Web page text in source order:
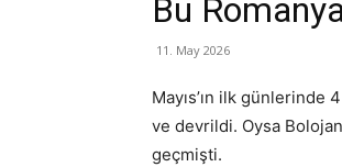
Bu
11. May 2026
Mayıs’ın ilk günlerinde
ve devrildi. Oysa Bolojan
geçmişti.